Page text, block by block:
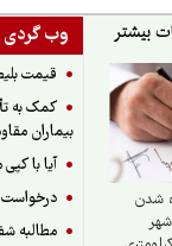
وب گردی
قیمت
بیماران
آیا با
درخواست
مطالبه
شدن